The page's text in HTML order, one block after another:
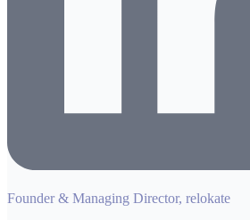
Founder & Managing Director, relokate